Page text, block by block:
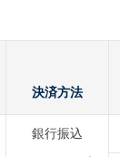
決済方法
銀行振込